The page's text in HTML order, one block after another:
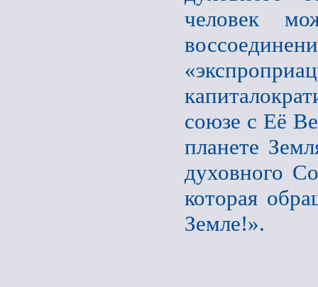
человек
союзе с Её
планете
духовного
которая
Земле!».